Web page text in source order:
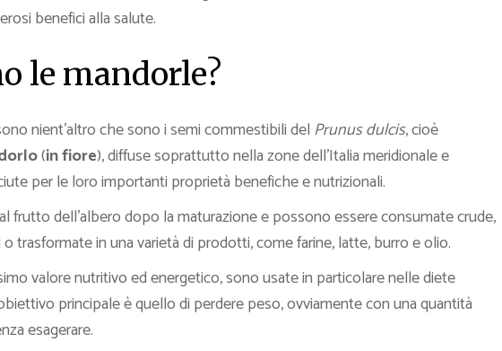
benefici alla salute.
le mandorle?
nient’altro che sono i semi commestibili del Prunus dulcis, cioè
(in fiore), diffuse soprattutto nella zone dell’Italia meridionale e
per le loro importantiproprietà beneficheenutrizionali.
frutto dell’albero dopo la maturazione e possono essere consumate crude,
trasformate in una varietà di prodotti, come farine, latte, burro e olio.
valore nutritivo ed energetico, sono usate in particolare nelle diete
principale è quello di perdere peso, ovviamente con una quantità
esagerare.